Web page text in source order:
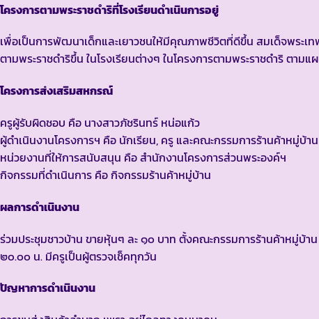
โครงการตามพระราชดำริที่โรงเรียนดำเนินการอยู่
เพื่อเป็นการพัฒนาเด็กและเยาวชนให้มีคุณภาพชีวิตที่ดีขึ้น สมเด็จพระเ
ตามพระราชดำริขึ้น ในโรงเรียนต่างๆ ในโครงการตามพระราชดำริ ต
โครงการส่งเสริมสหกรณ์
ครูผู้รับผิดชอบ คือ นางสาวภัชรินทร์ หน่อแก้ว
ผู้ดำเนินงานโครงการฯ คือ นักเรียน, ครู และคณะกรรมการร้านค้าหมู่บ้าน
หน่วยงานที่ให้การสนับสนุน คือ สำนักงานโครงการส่วนพระองค์ฯ
กิจกรรมที่ดำเนินการ คือ กิจกรรมร้านค้าหมู่บ้าน
ผลการดำเนินงาน
ร่วมประชุมชาวบ้าน ขายหุ้นๆ ละ ๑๐ บาท ตั้งคณะกรรมการร้านค้าหมู่บ้
๒๐.๐๐ น. มีครูเป็นผู้ตรวจเช็คทุกวัน
ปัญหาการดำเนินงาน